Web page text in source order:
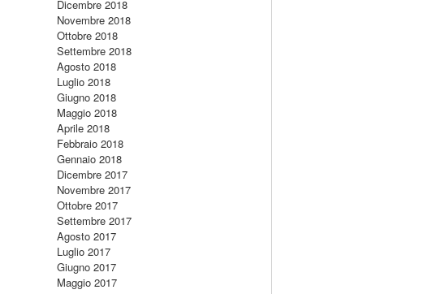
Dicembre 2018
Novembre 2018
Ottobre 2018
Settembre 2018
Agosto 2018
Luglio 2018
Giugno 2018
Maggio 2018
Aprile 2018
Febbraio 2018
Gennaio 2018
Dicembre 2017
Novembre 2017
Ottobre 2017
Settembre 2017
Agosto 2017
Luglio 2017
Giugno 2017
Maggio 2017